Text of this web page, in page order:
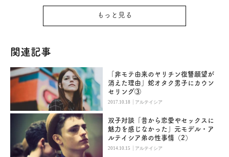
もっと見る
関連記事
「非モテ由来のヤリチン復讐願望が
消えた理由」蛇オタク男子にカウン
セリング③
2017.10.18 | アルテイシア
双子対談「昔から恋愛やセックスに
魅力を感じなかった」元モデル・ア
ルテイシア弟の性事情（2）
2014.10.15 | アルテイシア